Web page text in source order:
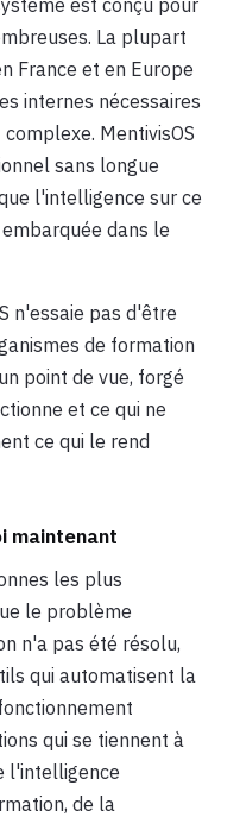
La plupart
France et en Europe
internes nécessaires
MentivisOS
sans longue
l'intelligence sur ce
dans le
n'essaie pas d'être
de formation
point de vue, forgé
et ce qui ne
ce qui le rend
maintenant
les plus
le problème
n'a pas été résolu,
qui automatisent la
qui se tiennent à
l'intelligence
de la